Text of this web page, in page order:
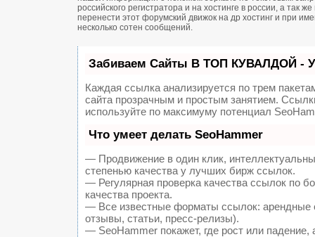
российского регистратора и на хостинге в россии, а
перенести этот форумский движок на др хостинг и при
несколько сотен сообщений.
Забиваем Сайты В ТОП КУВАЛДОЙ -
Каждая ссылка анализируется по трем
сайта прозрачным и простым занятием.
используйте по максимуму потенциал
Что умеет делать SeoHammer
— Продвижение в один клик,
степенью качества у лучших бирж ссылок.
— Регулярная проверка качества ссылок по
качества проекта.
— Все известные форматы ссылок: арендные
отзывы, статьи, пресс-релизы).
— SeoHammer покажет, где рост или